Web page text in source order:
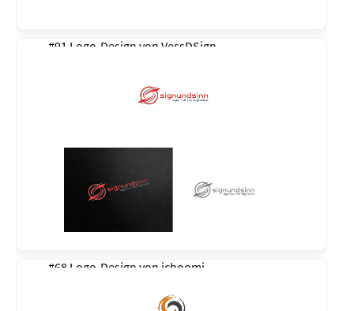
#91 Logo-Design von VessDSign
#68 Logo-Design von ichoomi